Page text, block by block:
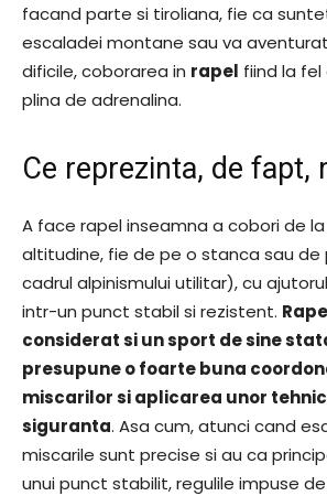
facand parte si tiroliana, fie ca
escaladei montane sau va
dificile, coborarea in rapel fiind la
plina de adrenalina.
Ce reprezinta, de fapt,
A face rapel inseamna a cobori de
altitudine, fie de pe o stanca sau de
cadrul alpinismului utilitar), cu
intr-un punct stabil si rezistent.
considerat si un sport de sine
presupune o foarte buna
miscarilor si aplicarea unor
siguranta. Asa cum, atunci cand
miscarile sunt precise si au ca
unui punct stabilit, regulile impuse